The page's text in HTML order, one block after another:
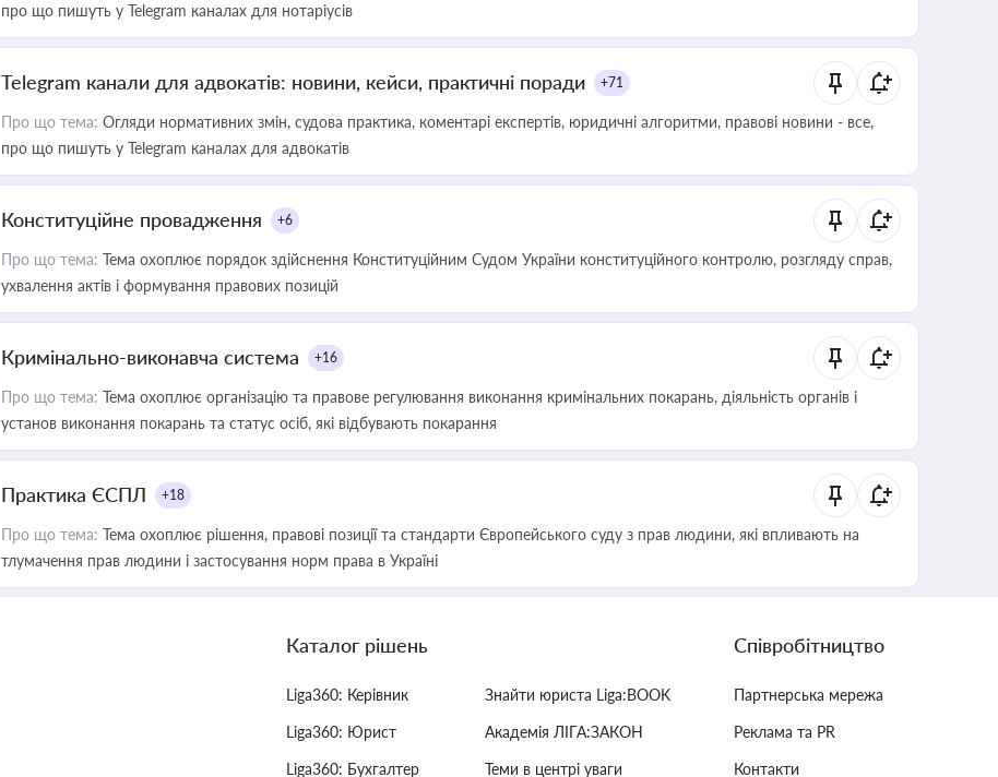
про що пишуть у Telegram каналах для нотаріусів
Telegram канали для адвокатів: новини, кейси, практичні поради +71
Про що тема: Огляди нормативних змін, судова практика, коментарі експертів, юридичні алгоритми, правові новини - все,
про що пишуть у Telegram каналах для адвокатів
Конституційне провадження +6
Про що тема: Тема охоплює порядок здійснення Конституційним Судом України конституційного контролю, розгляду справ,
ухвалення актів і формування правових позицій
Кримінально-виконавча система +16
Про що тема: Тема охоплює організацію та правове регулювання виконання кримінальних покарань, діяльність органів і
установ виконання покарань та статус осіб, які відбувають покарання
Практика ЄСПЛ +18
Про що тема: Тема охоплює рішення, правові позиції та стандарти Європейського суду з прав людини, які впливають на
тлумачення прав людини і застосування норм права в Україні
Каталог рішень
Liga360: Керівник
Liga360: Юрист
Liga360: Бухгалтер
Знайти юриста Liga:BOOK
Академія ЛІГА:ЗАКОН
Теми в центрі уваги
Співробітництво
Партнерська мережа
Реклама та PR
Контакти